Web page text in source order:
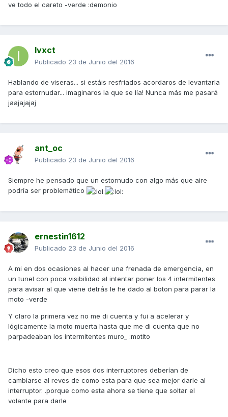
ve todo el careto -verde :demonio
Ivxct
Publicado 23 de Junio del 2016
Hablando de viseras... si estáis resfriados acordaros de levantarla
para estornudar... imaginaros la que se lía! Nunca más me pasará
jaajajajaj
ant_oc
Publicado 23 de Junio del 2016
Siempre he pensado que un estornudo con algo más que aire
podría ser problemático
ernestin1612
Publicado 23 de Junio del 2016
A mi en dos ocasiones al hacer una frenada de emergencia, en
un tunel con poca visibilidad al intentar poner los 4 intermitentes
para avisar al que viene detrás le he dado al boton para parar la
moto -verde
Y claro la primera vez no me di cuenta y fui a acelerar y
lógicamente la moto muerta hasta que me di cuenta que no
parpadeaban los intermitentes muro_ :motito
Dicho esto creo que esos dos interruptores deberían de
cambiarse al reves de como esta para que sea mejor darle al
interruptor. .porque como esta ahora se tiene que soltar el
volante para darle